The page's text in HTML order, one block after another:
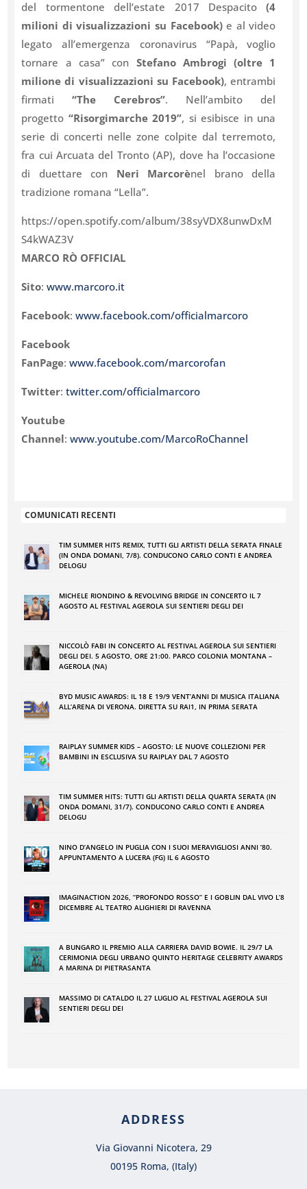
del tormentone dell’estate 2017 Despacito(4
milioni di visualizzazioni su Facebook)e al video
legato all’emergenza coronavirus “Papà, voglio
tornare a casa” con Stefano Ambrogi (oltre 1
milione di visualizzazioni su Facebook), entrambi
firmati“The Cerebros”. Nell’ambito del
progetto “Risorgimarche 2019”, si esibisce in una
serie di concerti nelle zone colpite dal terremoto,
fra cui Arcuata del Tronto (AP), dove ha l’occasione
di duettare con Neri Marcorènel brano della
tradizione romana “Lella”.
https://open.spotify.com/album/38syVDX8unwDxM
S4kWAZ3V
MARCO RÒ OFFICIAL
Sito:www.marcoro.it
Facebook: www.facebook.com/officialmarcoro
Facebook
FanPage:www.facebook.com/marcorofan
Twitter:twitter.com/officialmarcoro
Youtube
Channel: www.youtube.com/MarcoRoChannel
COMUNICATI RECENTI
TIM SUMMER HITS REMIX, TUTTI GLI ARTISTI DELLA SERATA FINALE
(IN ONDA DOMANI, 7/8). CONDUCONO CARLO CONTI E ANDREA
DELOGU
MICHELE RIONDINO & REVOLVING BRIDGE IN CONCERTO IL 7
AGOSTO AL FESTIVAL AGEROLA SUI SENTIERI DEGLI DEI
NICCOLÒ FABI IN CONCERTO AL FESTIVAL AGEROLA SUI SENTIERI
DEGLI DEI. 5 AGOSTO, ORE 21:00. PARCO COLONIA MONTANA –
AGEROLA (NA)
BYD MUSIC AWARDS: IL 18 E 19/9 VENT’ANNI DI MUSICA ITALIANA
ALL’ARENA DI VERONA. DIRETTA SU RAI1, IN PRIMA SERATA
RAIPLAY SUMMER KIDS – AGOSTO: LE NUOVE COLLEZIONI PER
BAMBINI IN ESCLUSIVA SU RAIPLAY DAL 7 AGOSTO
TIM SUMMER HITS: TUTTI GLI ARTISTI DELLA QUARTA SERATA (IN
ONDA DOMANI, 31/7). CONDUCONO CARLO CONTI E ANDREA
DELOGU
NINO DʼANGELO IN PUGLIA CON I SUOI MERAVIGLIOSI ANNI ʼ80.
APPUNTAMENTO A LUCERA (FG) IL 6 AGOSTO
IMAGINACTION 2026, “PROFONDO ROSSO” E I GOBLIN DAL VIVO L’8
DICEMBRE AL TEATRO ALIGHIERI DI RAVENNA
A BUNGARO IL PREMIO ALLA CARRIERA DAVID BOWIE. IL 29/7 LA
CERIMONIA DEGLI URBANO QUINTO HERITAGE CELEBRITY AWARDS
A MARINA DI PIETRASANTA
MASSIMO DI CATALDO IL 27 LUGLIO AL FESTIVAL AGEROLA SUI
SENTIERI DEGLI DEI
ADDRESS
Via Giovanni Nicotera, 29
00195 Roma, (Italy)